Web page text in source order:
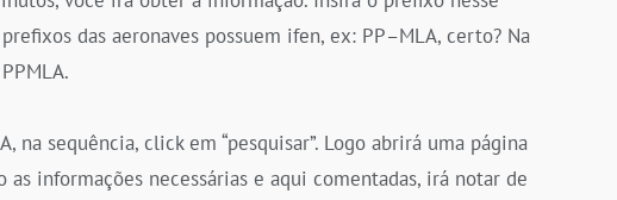
das aeronaves possuem ifen, ex: PP–MLA, certo? Na
sequência, click em “pesquisar”. Logo abrirá uma página
as informações necessárias e aqui comentadas, irá notar de